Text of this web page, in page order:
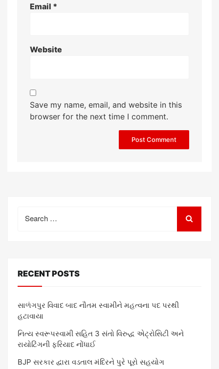
Email *
Website
Save my name, email, and website in this
browser for the next time I comment.
for:
RECENT POSTS
સાળંગપુર વિવાદ બાદ નૌતમ સ્વામીને મહત્વના પદ પરથી
હટાવાયા
નિત્ય સ્વરૂપસ્વામી સહિત 3 સંતો વિરુદ્ધ એટ્રોસિટી અને
રાયોટિંગની ફરિયાદ નોંધાઈ
BJP સરકાર દ્વારા વડતાલ મંદિરને પુરે પૂરો સહયોગ